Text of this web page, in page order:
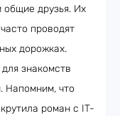
друзья. Их
проводят
дорожках.
знакомств
Напомним, что
роман с IT-